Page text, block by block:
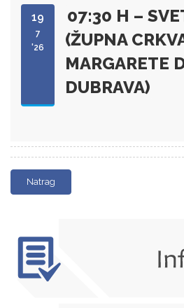
19
7
'26
07:30 H –
(ŽUPNA
MARGARETE
DUBRAVA)
Natrag